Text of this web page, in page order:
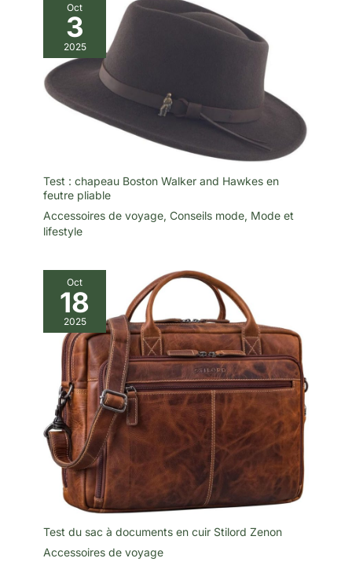
Oct
3
2025
Test : chapeau Boston Walker and Hawkes en
feutre pliable
Accessoires de voyage, Conseils mode, Mode et
lifestyle
Oct
18
2025
Test du sac à documents en cuir Stilord Zenon
Accessoires de voyage